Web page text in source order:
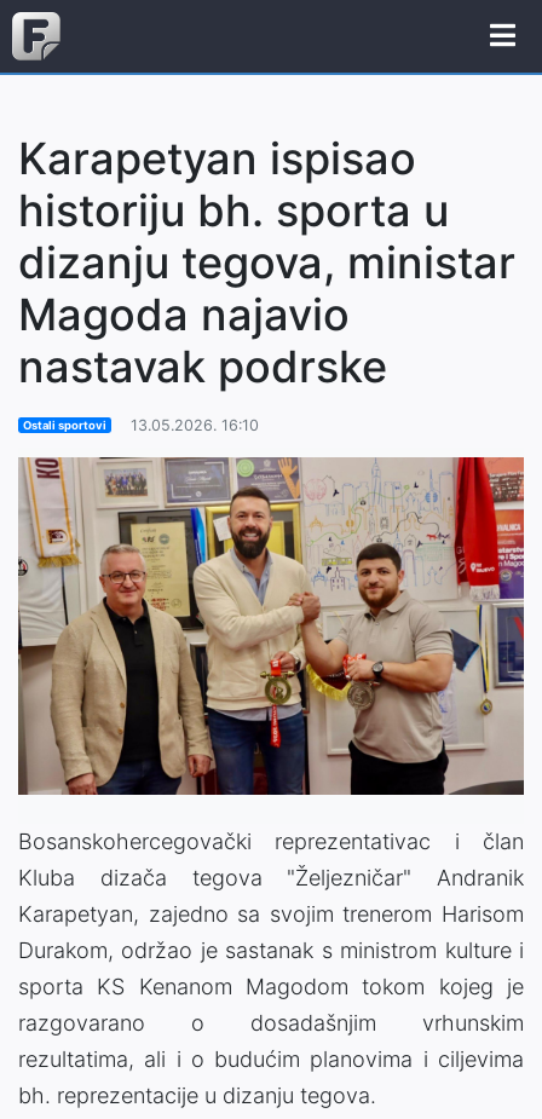
Karapetyan ispisao
historiju bh. sporta u
dizanju tegova, ministar
Magoda najavio
nastavak podrske
Ostali sportovi 13.05.2026. 16:10
Bosanskohercegovački reprezentativac i član
Kluba dizača tegova "Željezničar" Andranik
Karapetyan, zajedno sa svojim trenerom Harisom
Durakom, održao je sastanak s ministrom kulture i
sporta KS Kenanom Magodom tokom kojeg je
razgovarano o dosadašnjim vrhunskim
rezultatima, ali i o budućim planovima i ciljevima
bh. reprezentacije u dizanju tegova.